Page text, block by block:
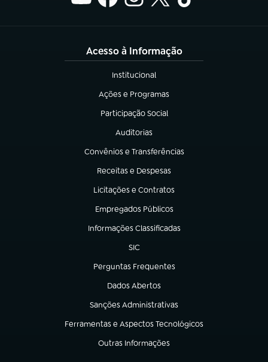
Acesso à Informação
Institucional
(abre em nova aba)
Ações e Programas
(abre em nova aba)
Participação Social
(abre em nova aba)
Auditorias
(abre em nova aba)
Convênios e Transferências
(abre em nova aba)
Receitas e Despesas
(abre em nova aba)
Licitações e Contratos
(abre em nova aba)
Empregados Públicos
(abre em nova aba)
Informações Classificadas
(abre em nova aba)
SIC
(abre em nova aba)
Perguntas Frequentes
(abre em nova aba)
Dados Abertos
(abre em nova aba)
Sanções Administrativas
(abre em nova aba)
Ferramentas e Aspectos Tecnológicos
(abre em nova aba)
Outras Informações
(abre em nova aba)